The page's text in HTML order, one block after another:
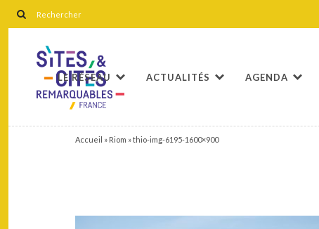
LE RÉSEAU ACTUALITÉS AGENDA
Accueil » Riom »thio-img-6195-1600×900